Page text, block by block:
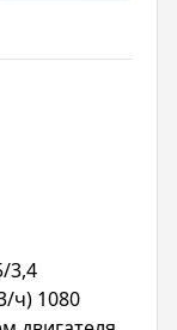
3,4
ч) 1080